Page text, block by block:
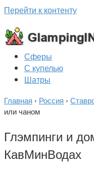
Перейти к контенту
Сферы
С купелью
Шатры
Главная › Россия ›
или чаном
Глэмпинги и
КавМинВодах